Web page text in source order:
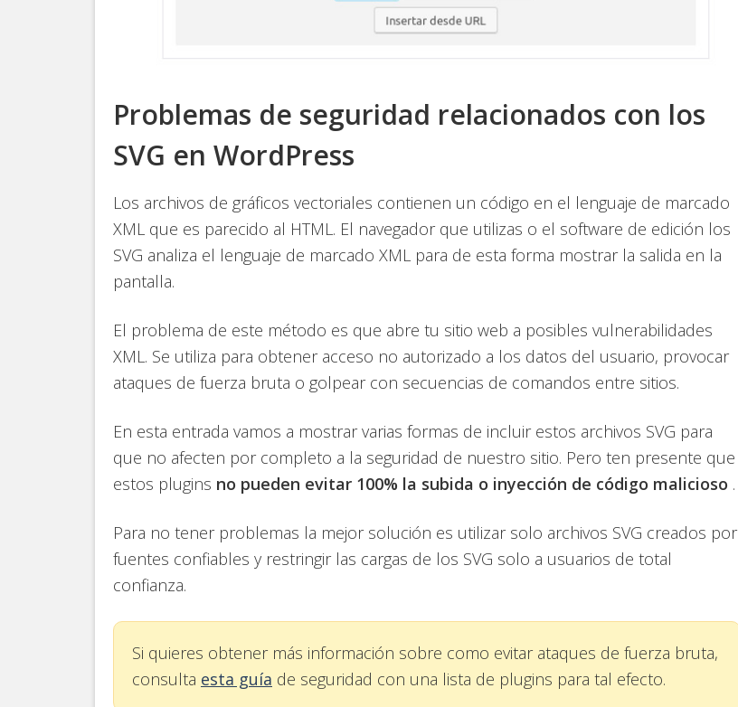
Problemas de seguridad relacionados con los
SVG en WordPress
Los archivos de gráficos vectoriales contienen un código en el lenguaje de marcado
XML que es parecido al HTML. El navegador que utilizas o el software de edición los
SVG analiza el lenguaje de marcado XML para de esta forma mostrar la salida en la
pantalla.
El problema de este método es que abre tu sitio web a posibles vulnerabilidades
XML. Se utiliza para obtener acceso no autorizado a los datos del usuario, provocar
ataques de fuerza bruta o golpear con secuencias de comandos entre sitios.
En esta entrada vamos a mostrar varias formas de incluir estos archivos SVG para
que no afecten por completo a la seguridad de nuestro sitio. Pero ten presente que
estos plugins no pueden evitar 100% la subida o inyección de código malicioso .
Para no tener problemas la mejor solución es utilizar solo archivos SVG creados por
fuentes confiables y restringir las cargas de los SVG solo a usuarios de total
confianza.
Si quieres obtener más información sobre como evitar ataques de fuerza bruta,
consulta esta guía de seguridad con una lista de plugins para tal efecto.